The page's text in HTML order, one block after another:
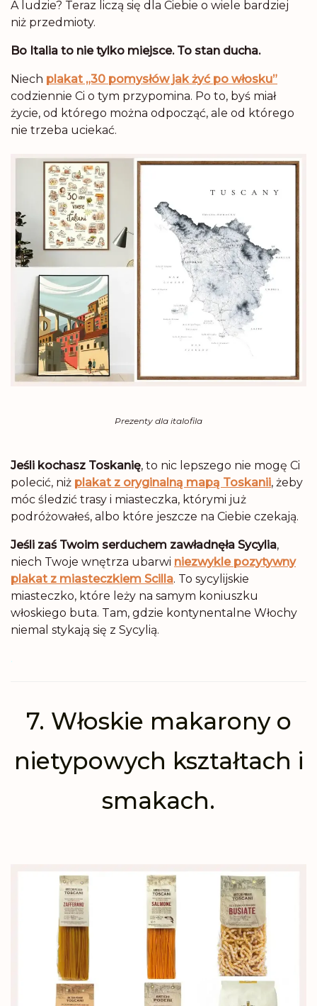
A ludzie? Teraz liczą się dla Ciebie o wiele bardziej
niż przedmioty.
Bo Italia to nie tylko miejsce. To stan ducha.
Niech plakat „30 pomysłów jak żyć po włosku”
codziennie Ci o tym przypomina. Po to, byś miał
życie, od którego można odpocząć, ale od którego
nie trzeba uciekać.
Prezenty dla italofila
Jeśli kochasz Toskanię, to nic lepszego nie mogę Ci
polecić, niż plakat z oryginalną mapą Toskanii, żeby
móc śledzić trasy i miasteczka, którymi już
podróżowałeś, albo które jeszcze na Ciebie czekają.
Jeśli zaś Twoim serduchem zawładnęła Sycylia,
niech Twoje wnętrza ubarwi niezwykle pozytywny
plakat z miasteczkiem Scilla. To sycylijskie
miasteczko, które leży na samym koniuszku
włoskiego buta. Tam, gdzie kontynentalne Włochy
niemal stykają się z Sycylią.
.
7. Włoskie makarony o
nietypowych kształtach i
smakach.